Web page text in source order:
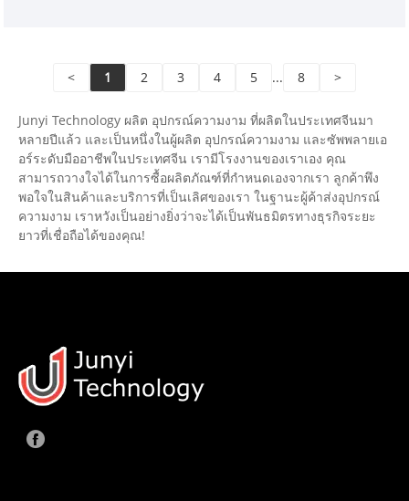
< 1 2 3 4 5 ... 8 >
Junyi Technology ผลิต อุปกรณ์ความงาม ที่ผลิตในประเทศจีนมา
หลายปีแล้ว และเป็นหนึ่งในผู้ผลิต อุปกรณ์ความงาม และซัพพลายเอ
อร์ระดับมืออาชีพในประเทศจีน เรามีโรงงานของเราเอง คุณ
สามารถวางใจได้ในการซื้อผลิตภัณฑ์ที่กำหนดเองจากเรา ลูกค้าพึง
พอใจในสินค้าและบริการที่เป็นเลิศของเรา ในฐานะผู้ค้าส่งอุปกรณ์
ความงาม เราหวังเป็นอย่างยิ่งว่าจะได้เป็นพันธมิตรทางธุรกิจระยะ
ยาวที่เชื่อถือได้ของคุณ!